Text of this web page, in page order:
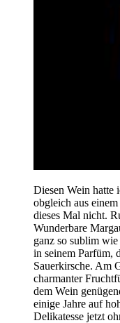
Diesen Wein hatte
obgleich aus
dieses Mal nicht.
Wunderbare
ganz so sublim
in seinem Parfüm,
Sauerkirsche. Am
charmanter
dem Wein
einige Jahre auf
Delikatesse jetzt